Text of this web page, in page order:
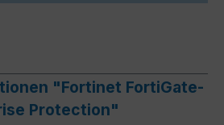
"Fortinet FortiGate-
Protection"